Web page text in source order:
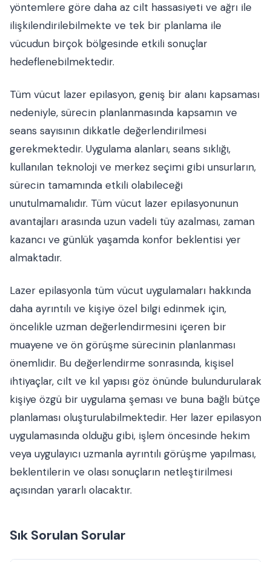
yöntemlere göre daha az cilt hassasiyeti ve ağrı ile
ilişkilendirilebilmekte ve tek bir planlama ile
vücudun birçok bölgesinde etkili sonuçlar
hedeflenebilmektedir.
Tüm vücut lazer epilasyon, geniş bir alanı kapsaması
nedeniyle, sürecin planlanmasında kapsamın ve
seans sayısının dikkatle değerlendirilmesi
gerekmektedir. Uygulama alanları, seans sıklığı,
kullanılan teknoloji ve merkez seçimi gibi unsurların,
sürecin tamamında etkili olabileceği
unutulmamalıdır. Tüm vücut lazer epilasyonunun
avantajları arasında uzun vadeli tüy azalması, zaman
kazancı ve günlük yaşamda konfor beklentisi yer
almaktadır.
Lazer epilasyonla tüm vücut uygulamaları hakkında
daha ayrıntılı ve kişiye özel bilgi edinmek için,
öncelikle uzman değerlendirmesini içeren bir
muayene ve ön görüşme sürecinin planlanması
önemlidir. Bu değerlendirme sonrasında, kişisel
ihtiyaçlar, cilt ve kıl yapısı göz önünde bulundurularak
kişiye özgü bir uygulama şeması ve buna bağlı bütçe
planlaması oluşturulabilmektedir. Her lazer epilasyon
uygulamasında olduğu gibi, işlem öncesinde hekim
veya uygulayıcı uzmanla ayrıntılı görüşme yapılması,
beklentilerin ve olası sonuçların netleştirilmesi
açısından yararlı olacaktır.
Sık Sorulan Sorular